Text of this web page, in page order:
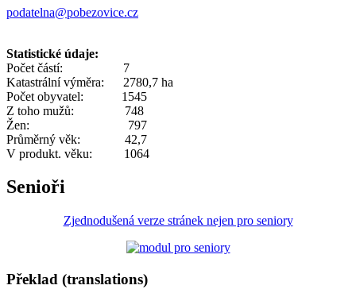
podatelna@pobezovice.cz
Statistické údaje:
Počet částí: 7
Katastrální výměra: 2780,7 ha
Počet obyvatel: 1545
Z toho mužů: 748
Žen: 797
Průměrný věk: 42,7
V produkt. věku: 1064
Senioři
Zjednodušená verze stránek nejen pro seniory
Překlad (translations)